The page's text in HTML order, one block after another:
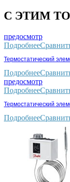
С ЭТИМ
предосмотр
Подробнее
Термостатический
Подробнее
предосмотр
Подробнее
Термостатический
Подробнее